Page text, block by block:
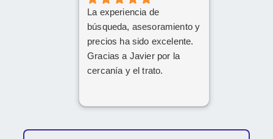
La experiencia de
búsqueda, asesoramiento y
precios ha sido excelente.
Gracias a Javier por la
cercanía y el trato.